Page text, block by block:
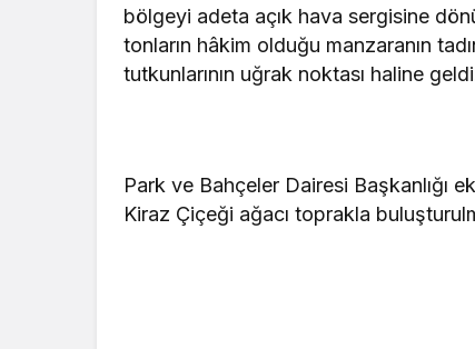
bölgeyi adeta açık hava sergisine
tonların hâkim olduğu manzaranın
tutkunlarının uğrak noktası haline
Park ve Bahçeler Dairesi Başkanlığı
Kiraz Çiçeği ağacı toprakla